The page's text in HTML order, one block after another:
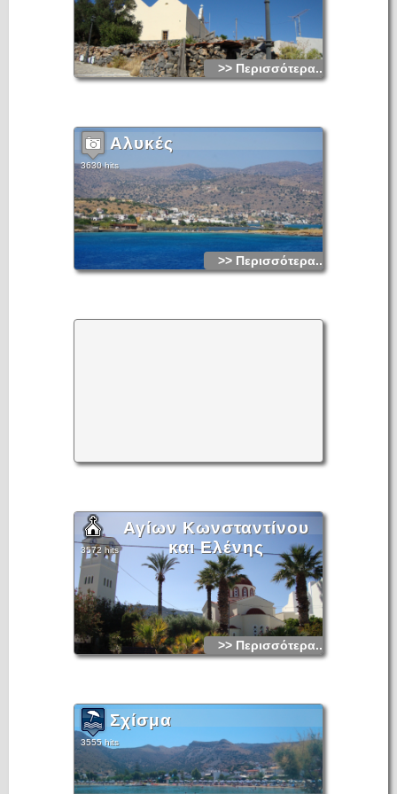
>> Περισσότερα...
Αλυκές
3630 hits
>> Περισσότερα...
Αγίων Κωνσταντίνου
και Ελένης
3572 hits
>> Περισσότερα...
Σχίσμα
3555 hits